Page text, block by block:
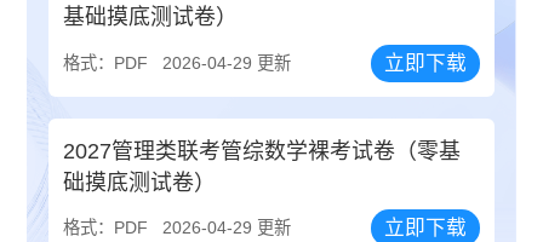
基础摸底测试卷）
格式：PDF 2026-04-29 更新 立即下载
2027管理类联考管综数学裸考试卷（零基
础摸底测试卷）
格式：PDF 2026-04-29 更新 立即下载